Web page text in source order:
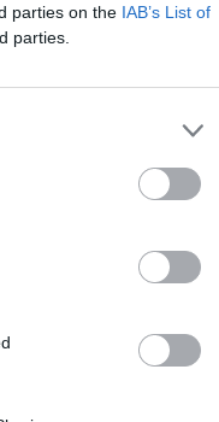
parties on the IAB’s List of
parties.
του
στις